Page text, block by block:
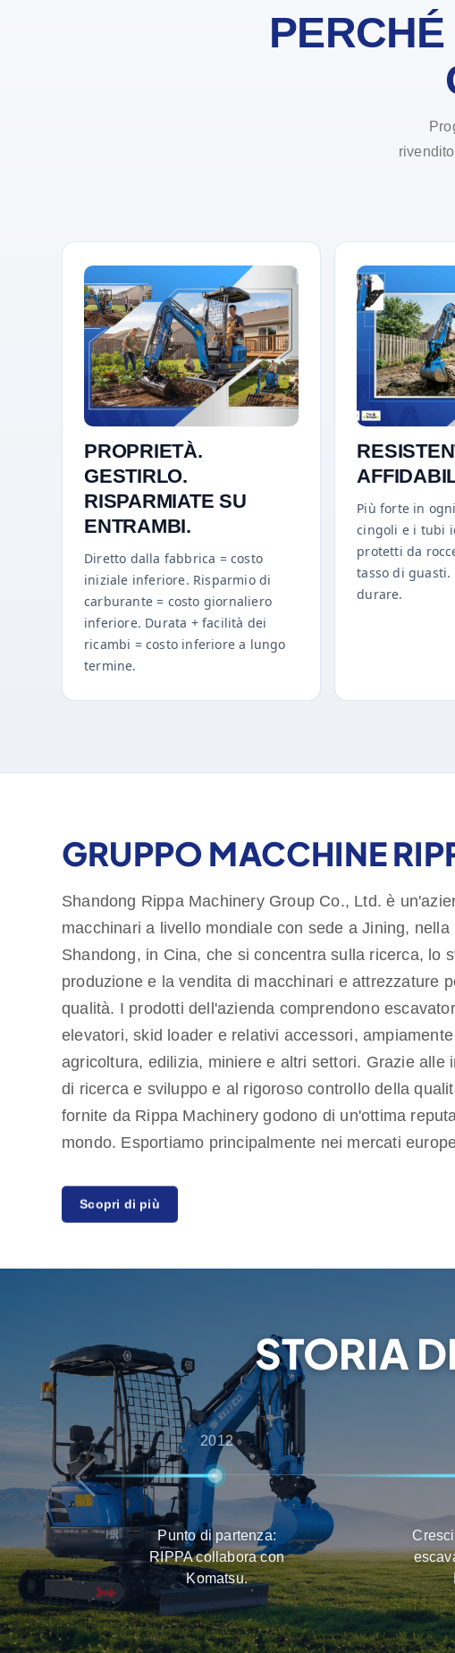
PROPRIETÀ.
GESTIRLO.
RISPARMIATE SU
ENTRAMBI.
Diretto dalla fabbrica = costo
iniziale inferiore. Risparmio di
carburante = costo giornaliero
inferiore. Durata + facilità dei
ricambi = costo inferiore a lungo
termine.
Più forte in
cingoli e i tubi
protetti da
tasso di
durare.
GRUPPO MACCHINE
Shandong Rippa Machinery Group Co., Ltd. è
macchinari a livello mondiale con sede a Jining, nella
Shandong, in Cina, che si concentra sulla ricerca, lo
produzione e la vendita di macchinari e attrezzature
qualità. I prodotti dell'azienda comprendono
elevatori, skid loader e relativi accessori,
agricoltura, edilizia, miniere e altri settori. Grazie alle
di ricerca e sviluppo e al rigoroso controllo della
fornite da Rippa Machinery godono di un'ottima
mondo. Esportiamo principalmente nei mercati
le esigenze dei clienti di prodotti economici e di alta
anche diversi agenti in tutto il mondo, che forniscono
Scopri di più
STORIA
2012
Punto di partenza:
RIPPA collabora con
Komatsu.